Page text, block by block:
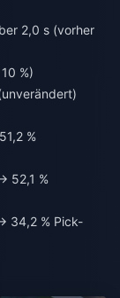
2,0 s (vorher
%)
%
52,1 %
34,2 % Pick-